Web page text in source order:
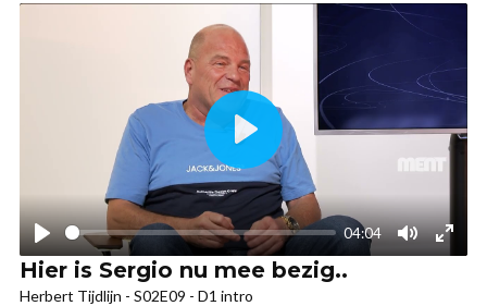
Hier is Sergio nu mee bezig..
Herbert Tijdlijn - S02E09 - D1 intro